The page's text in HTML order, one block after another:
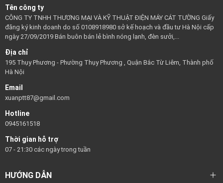
Tên công ty
CÔNG TY TNHH THƯƠNG MẠI VÀ KỸ THUẬT ĐIỆN MÁY CÁT TƯỜNG Giấy
đăng ký kinh doanh do số 0108918980 sở kế hoạch và đầu tư Hà Nội cấp
ngày 27/09/2019 Bán buôn bán lẻ bình nóng lạnh, đèn sưởi,...
Địa chỉ
195 Thụy Phương - Phường Thụy Phương , Quận Bắc Từ Liêm, Thành phố
Hà Nội
Email
xuanptt87@gmail.com
Hotline
0945161518
Thời gian hỗ trợ
07 - 21:30 các ngày trong tuần
HƯỚNG DẪN